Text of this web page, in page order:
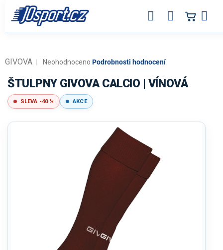
obsah
Průměrné
produktu
je
0,0
z
Neohodnoceno Podrobnosti hodnocení
GIVOVA
ŠTULPNY GIVOVA CALCIO | VÍNOVÁ
SLEVA -40 % AKCE